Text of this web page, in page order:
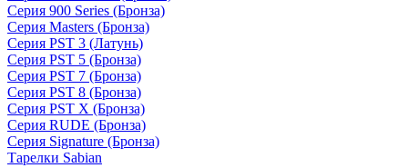
Серия 900 Series (Бронза)
Серия Masters (Бронза)
Серия PST 3 (Латунь)
Серия PST 5 (Бронза)
Серия PST 7 (Бронза)
Серия PST 8 (Бронза)
Серия PST X (Бронза)
Серия RUDE (Бронза)
Серия Signature (Бронза)
Тарелки Sabian